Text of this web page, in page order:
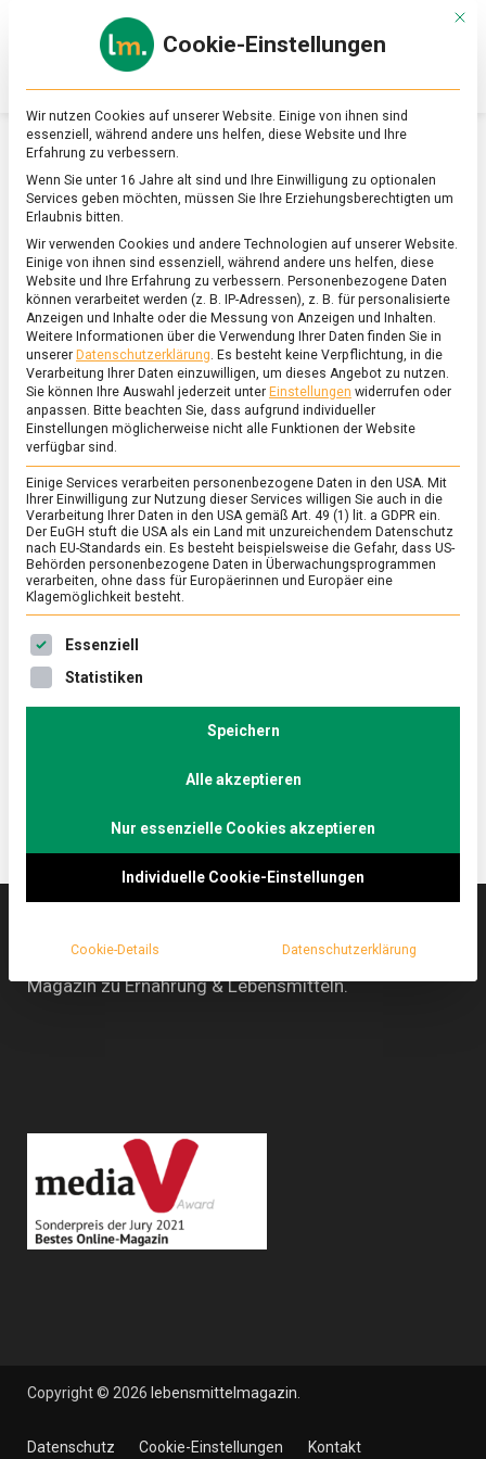
Online-
Magazin
zu
&
Ernährung
SCHLAGWORT:DETOX
ERNÄHRUNG & GESUNDHEIT /FEATURED/WISSEN
40 Tage ohne: die christliche Fastenzeit
4. März 2022 Johannes
40
Für Christen hat am Aschermittwoch die Fastenzeit,
die bis Ostern dauert, begonnen. Was steckt hinter
Lebensmittelmagazin.de macht sich auf zum
lebensmittelmagazin
(.de) ist das Online-
Magazin zu Ernährung & Lebensmitteln.
Copyright © 2026 lebensmittelmagazin
Datenschutz Cookie-Einstellungen Kontakt
Mit
Cookie-Einstellungen
Wir nutzen Cookies auf unserer Website. Einige von ihnen sind
essenziell, während andere uns helfen, diese Website und Ihre
Erfahrung zu verbessern.
Wenn Sie unter 16 Jahre alt sind und Ihre Einwilligung zu optionalen
Services geben möchten, müssen Sie Ihre Erziehungsberechtigten um
Erlaubnis bitten.
Wir verwenden Cookies und andere Technologien auf unserer Website.
Einige von ihnen sind essenziell, während andere uns helfen, diese
Website und Ihre Erfahrung zu verbessern. Personenbezogene Daten
können verarbeitet werden (z. B. IP-Adressen), z. B. für personalisierte
Anzeigen und Inhalte oder die Messung von Anzeigen und Inhalten.
Weitere Informationen über die Verwendung Ihrer Daten finden Sie in
unserer Datenschutzerklärung. Es besteht keine Verpflichtung, in die
Verarbeitung Ihrer Daten einzuwilligen, um dieses Angebot zu nutzen.
Sie können Ihre Auswahl jederzeit unter Einstellungen widerrufen oder
anpassen. Bitte beachten Sie, dass aufgrund individueller
Einstellungen möglicherweise nicht alle Funktionen der Website
verfügbar sind.
Einige Services verarbeiten personenbezogene Daten in den USA. Mit
Ihrer Einwilligung zur Nutzung dieser Services willigen Sie auch in die
Verarbeitung Ihrer Daten in den USA gemäß Art. 49 (1) lit. a GDPR ein.
Der EuGH stuft die USA als ein Land mit unzureichendem Datenschutz
nach EU-Standards ein. Es besteht beispielsweise die Gefahr, dass US-
Behörden personenbezogene Daten in Überwachungsprogrammen
verarbeiten, ohne dass für Europäerinnen und Europäer eine
Klagemöglichkeit besteht.
Es folgt eine Liste der Service-Gruppen, für die eine
Essenziell
Statistiken
Speichern
Alle akzeptieren
Nur essenzielle Cookies akzeptieren
Individuelle Cookie-Einstellungen
Cookie-Details Datenschutzerklärung